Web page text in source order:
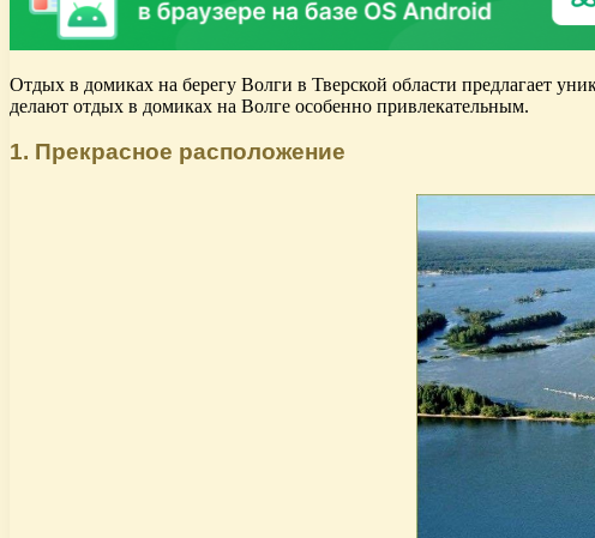
Отдых в домиках на берегу Волги в Тверской области предлагает
делают отдых в домиках на Волге особенно привлекательным.
1. Прекрасное расположение